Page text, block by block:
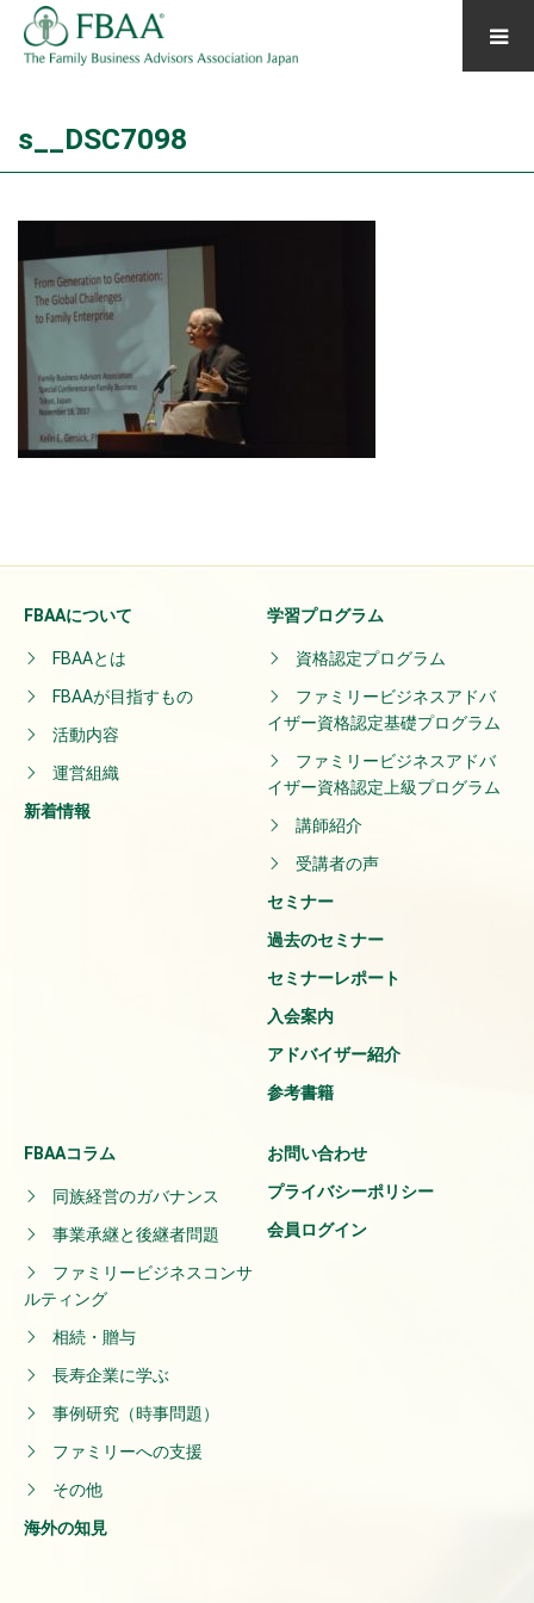
s__DSC7098
FBAAについて
FBAAとは
FBAAが目指すもの
活動内容
運営組織
新着情報
学習プログラム
資格認定プログラム
ファミリービジネスアドバ
イザー資格認定基礎プログラム
ファミリービジネスアドバ
イザー資格認定上級プログラム
講師紹介
受講者の声
セミナー
過去のセミナー
セミナーレポート
入会案内
アドバイザー紹介
参考書籍
FBAAコラム
同族経営のガバナンス
事業承継と後継者問題
ファミリービジネスコンサ
ルティング
相続・贈与
長寿企業に学ぶ
事例研究（時事問題）
ファミリーへの支援
その他
海外の知見
お問い合わせ
プライバシーポリシー
会員ログイン